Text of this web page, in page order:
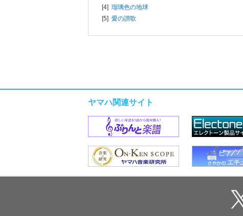
[4] 瑠璃色の地球
[5] 愛の讃歌
ヤマハ関連サイト